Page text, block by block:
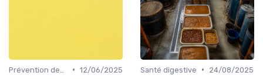
• 12/06/2025
Santé digestive •
24/08/2025